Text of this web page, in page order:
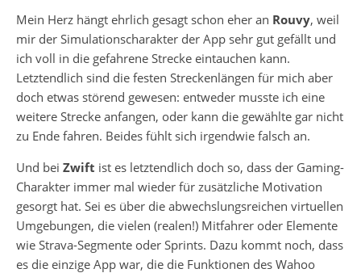
Mein Herz hängt ehrlich gesagt schon eher an Rouvy, weil
mir der Simulationscharakter der App sehr gut gefällt und
ich voll in die gefahrene Strecke eintauchen kann.
Letztendlich sind die festen Streckenlängen für mich aber
doch etwas störend gewesen: entweder musste ich eine
weitere Strecke anfangen, oder kann die gewählte gar nicht
zu Ende fahren. Beides fühlt sich irgendwie falsch an.
Und bei Zwift ist es letztendlich doch so, dass der Gaming-
Charakter immer mal wieder für zusätzliche Motivation
gesorgt hat. Sei es über die abwechslungsreichen virtuellen
Umgebungen, die vielen (realen!) Mitfahrer oder Elemente
wie Strava-Segmente oder Sprints. Dazu kommt noch, dass
es die einzige App war, die die Funktionen des Wahoo